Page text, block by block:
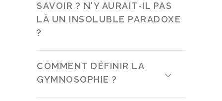
SAVOIR ? N'Y AURAIT-IL PAS
LÀ UN INSOLUBLE PARADOXE
?
COMMENT DÉFINIR LA
GYMNOSOPHIE ?